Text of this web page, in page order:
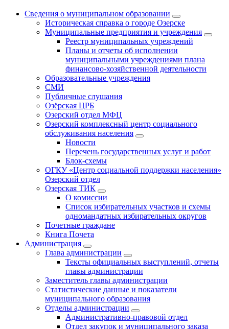
Сведения о муниципальном образовании
Историческая справка о городе Озерске
Муниципальные предприятия и учреждения
Реестр муниципальных учреждений
Планы и отчеты об исполнении
муниципальными учреждениями плана
финансово-хозяйственной деятельности
Образовательные учреждения
СМИ
Публичные слушания
Озёрская ЦРБ
Озерский отдел МФЦ
Озерский комплексный центр социального
обслуживания населения
Новости
Перечень государственных услуг и работ
Блок-схемы
ОГКУ «Центр социальной поддержки населения»
Озерский отдел
Озерская ТИК
О комиссии
Список избирательных участков и схемы
одномандатных избирательных округов
Почетные граждане
Книга Почета
Администрация
Глава администрации
Тексты официальных выступлений, отчеты
главы администрации
Заместитель главы администрации
Статистические данные и показатели
муниципального образования
Отделы администрации
Административно-правовой отдел
Отдел закупок и муниципального заказа